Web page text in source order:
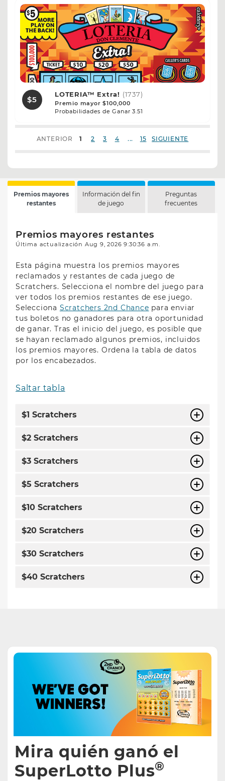
$5
LOTERIA™ Extra! (1737)
Premio mayor $100,000
Probabilidades de Ganar 3.51
ANTERIOR 1 2 3 4 ... 15 SIGUIENTE
Premios mayores
restantes
Información del fin
de juego
Preguntas
frecuentes
Premios mayores restantes
Última actualización Aug 9, 2026 9:30:36 a.m.
Esta página muestra los premios mayores
reclamados y restantes de cada juego de
Scratchers. Selecciona el nombre del juego para
ver todos los premios restantes de ese juego.
Selecciona Scratchers 2nd Chance para enviar
tus boletos no ganadores para otra oportunidad
de ganar. Tras el inicio del juego, es posible que
se hayan reclamado algunos premios, incluidos
los premios mayores. Ordena la tabla de datos
por los encabezados.
Saltar tabla
$1 Scratchers
$2 Scratchers
$3 Scratchers
$5 Scratchers
$10 Scratchers
$20 Scratchers
$30 Scratchers
$40 Scratchers
Mira quién ganó el
SuperLotto Plus®